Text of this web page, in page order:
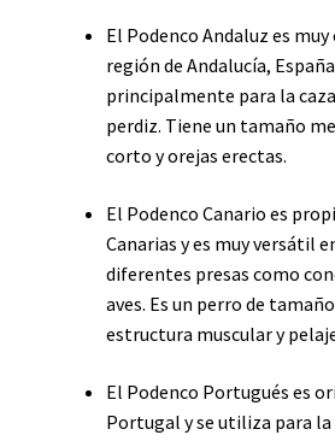
El Podenco Andaluz es
región de Andalucía,
principalmente para la
perdiz. Tiene un tamaño
corto y orejas erectas.
El Podenco Canario es
Canarias y es muy versátil
diferentes presas como
aves. Es un perro de
estructura muscular y
El Podenco Portugués es
Portugal y se utiliza para la